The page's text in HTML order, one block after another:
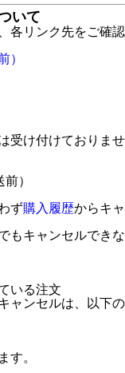
いて
各リンク先をご確認
）
受け付けておりませ
）
ず購入履歴からキャ
もキャンセルできな
いる注文
ャンセルは、以下の
す。